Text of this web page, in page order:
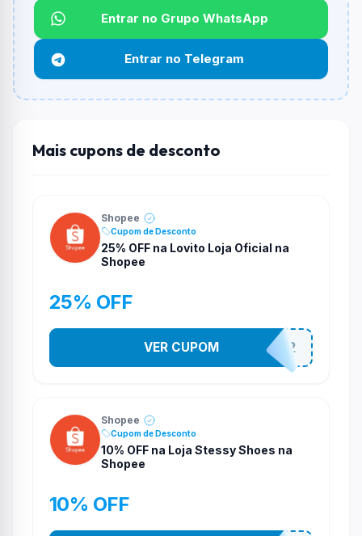
Funciona em qualquer produto?
Não necessariamente. Depende de itens participantes
e alguns vendedores ou produtos especificos podem
não aceitar cupons.
Entrar no Grupo WhatsApp
Entrar no Telegram
Mais cupons de desconto
Shopee
Cupom de Desconto
25% OFF na Lovito Loja Oficial na
Shopee
25% OFF
141525852
VER CUPOM
Shopee
Cupom de Desconto
10% OFF na Loja Stessy Shoes na
Shopee
10% OFF